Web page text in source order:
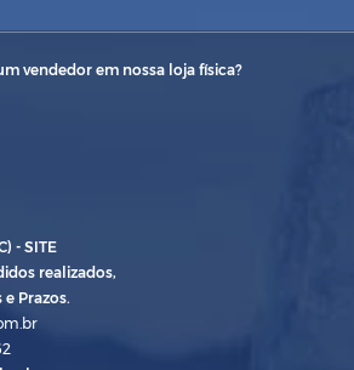
vendedor em nossa loja física?
- SITE
realizados,
Prazos.